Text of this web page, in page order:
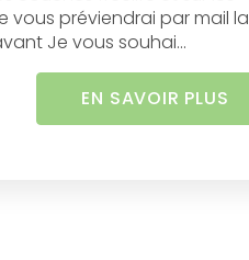
vous préviendrai par mail la
Je vous souhai...
EN SAVOIR PLUS